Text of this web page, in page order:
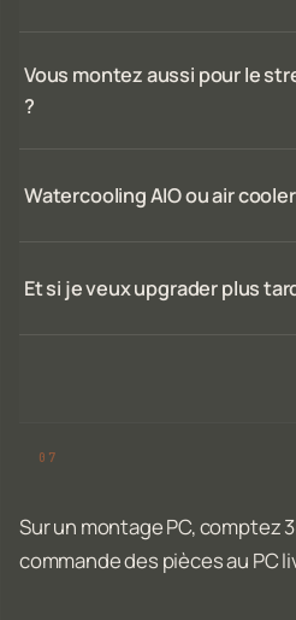
Vous montez aussi pour le
?
Watercooling AIO ou air
Et si je veux upgrader plus
Sur un montage PC, comptez
commande des pièces au PC